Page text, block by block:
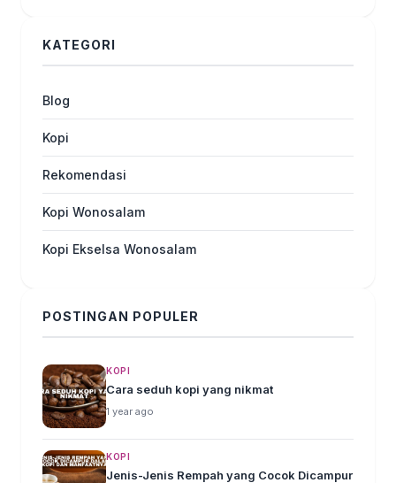
KATEGORI
Blog
Kopi
Rekomendasi
Kopi Wonosalam
Kopi Ekselsa Wonosalam
POSTINGAN POPULER
KOPI
Cara seduh kopi yang nikmat
1 year ago
KOPI
Jenis-Jenis Rempah yang Cocok Dicampur